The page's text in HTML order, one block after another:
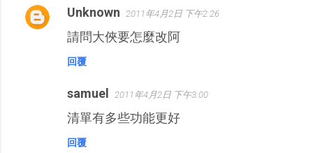
Unknown 2011年4月2日 下午2:26
請問大俠要怎麼改阿
回覆
samuel 2011年4月2日 下午3:00
清單有多些功能更好
回覆